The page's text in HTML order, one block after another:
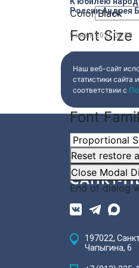
Color
Font Size
Text
Font
Reset restore
Close Modal
End of dialog
России Андрея
5 июня 202108:30
Наш веб-сайт
статистики
соответствии с
197022,
Чапыгина, 6